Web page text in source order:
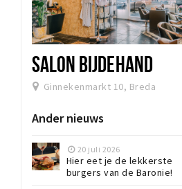
SALON BIJDEHAND
Ginnekenmarkt 10, Breda
Ander nieuws
20 juli 2026
Hier eet je de lekkerste
burgers van de Baronie!